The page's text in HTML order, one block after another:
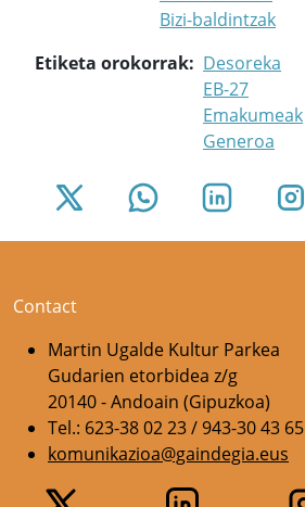
Bizi-baldintzak
Etiketa orokorrak
Desoreka
EB-27
Emakumeak
Generoa
Contact
Martin Ugalde Kultur Parkea
Gudarien etorbidea z/g
20140 - Andoain (Gipuzkoa)
Tel.: 623-38 02 23 / 943-30 43 65
komunikazioa@gaindegia.eus